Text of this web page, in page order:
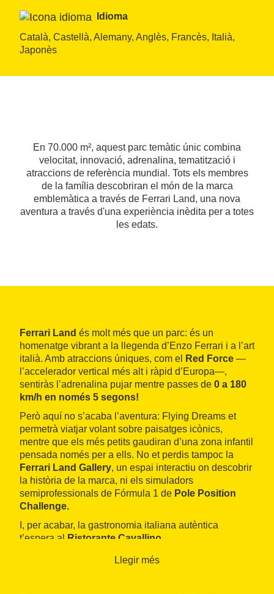
Idioma
Català, Castellà, Alemany, Anglès, Francès, Italià,
Japonès
En 70.000 m², aquest parc temàtic únic combina
velocitat, innovació, adrenalina, tematització i
atraccions de referència mundial. Tots els membres
de la família descobriran el món de la marca
emblemàtica a través de Ferrari Land, una nova
aventura a través d'una experiència inèdita per a totes
les edats.
Ferrari Land és molt més que un parc: és un
homenatge vibrant a la llegenda d’Enzo Ferrari i a l’art
italià. Amb atraccions úniques, com el
Red Force —
l’accelerador vertical més alt i ràpid d’Europa—,
sentiràs l’adrenalina pujar mentre passes de 0 a 180
km/h en només 5 segons!
Però aquí no s’acaba l’aventura: Flying Dreams et
permetrà viatjar volant sobre paisatges icònics,
mentre que els més petits gaudiran d’una zona infantil
pensada només per a ells. No et perdis tampoc la
Ferrari Land Gallery, un espai interactiu on descobrir
la història de la marca, ni els simuladors
semiprofessionals de Fórmula 1 de Pole Position
Challenge.
I, per acabar, la gastronomia italiana autèntica
t’espera al Ristorante Cavallino.
No et perdis...Llegir més